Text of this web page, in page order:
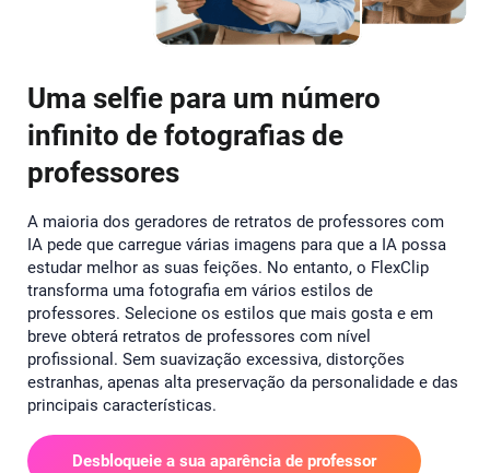
Uma selfie para um número
infinito de fotografias de
professores
A maioria dos geradores de retratos de professores com
IA pede que carregue várias imagens para que a IA possa
estudar melhor as suas feições. No entanto, o FlexClip
transforma uma fotografia em vários estilos de
professores. Selecione os estilos que mais gosta e em
breve obterá retratos de professores com nível
profissional. Sem suavização excessiva, distorções
estranhas, apenas alta preservação da personalidade e das
principais características.
Desbloqueie a sua aparência de professor